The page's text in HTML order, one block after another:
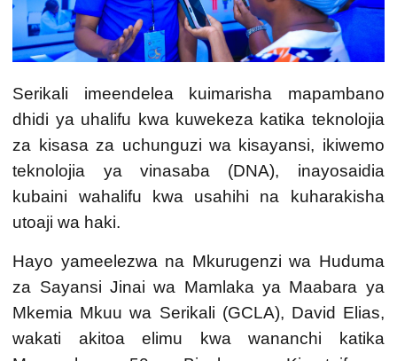
Serikali imeendelea kuimarisha mapambano
dhidi ya uhalifu kwa kuwekeza katika teknolojia
za kisasa za uchunguzi wa kisayansi, ikiwemo
teknolojia ya vinasaba (DNA), inayosaidia
kubaini wahalifu kwa usahihi na kuharakisha
utoaji wa haki.
Hayo yameelezwa na Mkurugenzi wa Huduma
za Sayansi Jinai wa Mamlaka ya Maabara ya
Mkemia Mkuu wa Serikali (GCLA), David Elias,
wakati akitoa elimu kwa wananchi katika